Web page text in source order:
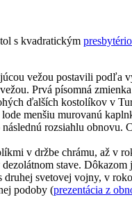
s kvadratickým
vežou postavili podľa
Prvá písomná
ďalších kostolíkov v
menšiu murovanú
rozsiahlu obnovu.
v držbe chrámu, až
stave.
svetovej vojny, v
podoby (prezentácia z